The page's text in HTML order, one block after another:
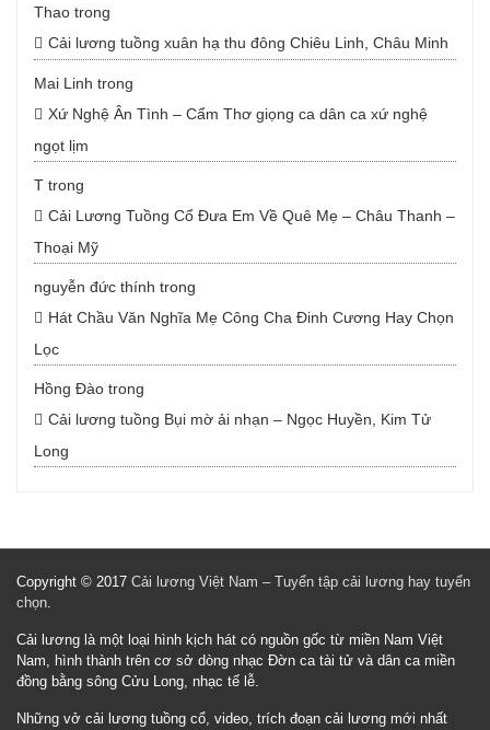
Thao trong
Cải lương tuồng xuân hạ thu đông Chiêu Linh, Châu Minh
Mai Linh trong
Xứ Nghệ Ân Tình – Cẩm Thơ giọng ca dân ca xứ nghệ
ngọt lịm
T trong
Cải Lương Tuồng Cổ Đưa Em Về Quê Mẹ – Châu Thanh –
Thoại Mỹ
nguyễn đức thính trong
Hát Chầu Văn Nghĩa Mẹ Công Cha Đinh Cương Hay Chọn
Lọc
Hồng Đào trong
Cải lương tuồng Bụi mờ ải nhạn – Ngọc Huyền, Kim Tử
Long
Copyright © 2017 Cải lương Việt Nam – Tuyển tập cải lương hay tuyển
chọn.
Cải lương là một loại hình kịch hát có nguồn gốc từ miền Nam Việt
Nam, hình thành trên cơ sở dòng nhạc Đờn ca tài tử và dân ca miền
đồng bằng sông Cửu Long, nhạc tế lễ.
Những vở cải lương tuồng cổ, video, trích đoạn cải lương mới nhất